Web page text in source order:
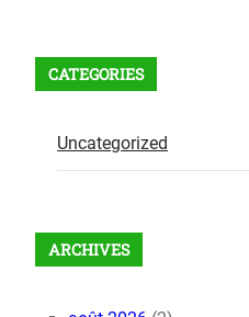
CATEGORIES
Uncategorized
ARCHIVES